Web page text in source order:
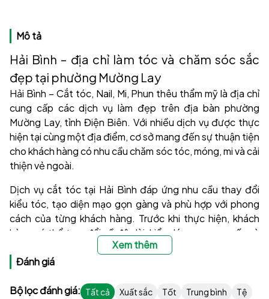
Mô tả
Hải Bình – địa chỉ làm tóc và chăm sóc sắc
đẹp tại phường Mường Lay
Hải Bình – Cắt tóc, Nail, Mi, Phun thêu thẩm mỹ là địa chỉ
cung cấp các dịch vụ làm đẹp trên địa bàn phường
Mường Lay, tỉnh Điện Biên. Với nhiều dịch vụ được thực
hiện tại cùng một địa điểm, cơ sở mang đến sự thuận tiện
cho khách hàng có nhu cầu chăm sóc tóc, móng, mi và cải
thiện vẻ ngoài.
Dịch vụ cắt tóc tại Hải Bình đáp ứng nhu cầu thay đổi
kiểu tóc, tạo diện mạo gọn gàng và phù hợp với phong
cách của từng khách hàng. Trước khi thực hiện, khách
hàng có thể trao đổi về độ dài, kiểu dáng mong muốn và
tình trạng tóc để lựa chọn phương án phù hợp. Một kiểu
tóc hài hòa không chỉ giúp khuôn mặt trở nên cân đối hơn
Xem thêm
Đánh giá
Bộ lọc đánh giá: Tất cả Xuất sắc Tốt Trung bình
Tệ